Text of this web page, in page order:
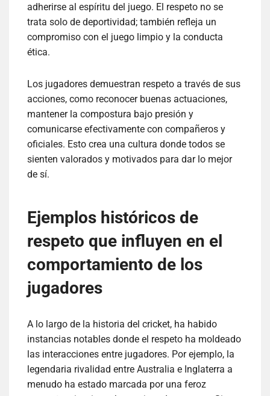
adherirse al espíritu del juego. El respeto no se
trata solo de deportividad; también refleja un
compromiso con el juego limpio y la conducta
ética.
Los jugadores demuestran respeto a través de sus
acciones, como reconocer buenas actuaciones,
mantener la compostura bajo presión y
comunicarse efectivamente con compañeros y
oficiales. Esto crea una cultura donde todos se
sienten valorados y motivados para dar lo mejor
de sí.
Ejemplos históricos de
respeto que influyen en el
comportamiento de los
jugadores
A lo largo de la historia del cricket, ha habido
instancias notables donde el respeto ha moldeado
las interacciones entre jugadores. Por ejemplo, la
legendaria rivalidad entre Australia e Inglaterra a
menudo ha estado marcada por una feroz